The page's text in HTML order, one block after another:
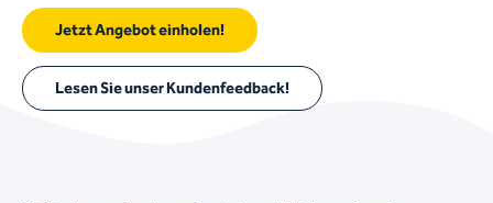
Jetzt Angebot einholen!
Lesen Sie unser Kundenfeedback!